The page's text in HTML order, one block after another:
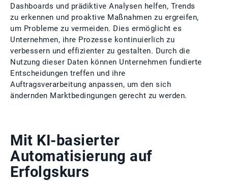
Dashboards und prädiktive Analysen helfen, Trends
zu erkennen und proaktive Maßnahmen zu ergreifen,
um Probleme zu vermeiden. Dies ermöglicht es
Unternehmen, ihre Prozesse kontinuierlich zu
verbessern und effizienter zu gestalten. Durch die
Nutzung dieser Daten können Unternehmen fundierte
Entscheidungen treffen und ihre
Auftragsverarbeitung anpassen, um den sich
ändernden Marktbedingungen gerecht zu werden.
Mit KI-basierter
Automatisierung auf
Erfolgskurs